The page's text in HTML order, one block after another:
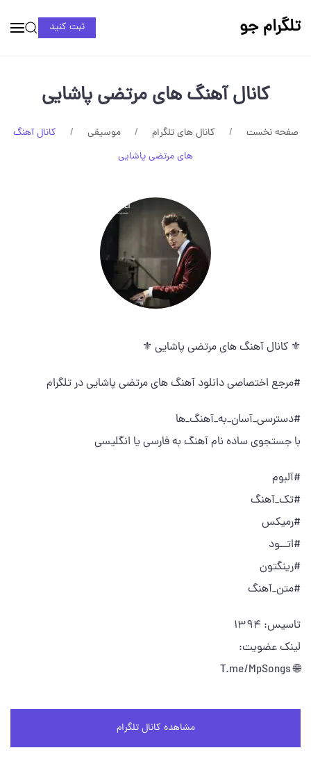
تلگرام جو ثبت کنید
کانال آهنگ های مرتضی پاشایی
صفحه نخست کانال های تلگرام موسیقی
کانال آهنگ
های مرتضی پاشایی
⚜ کانال آهنگ های مرتضی پاشایی ⚜
#مرجع اختصاصی دانلود آهنگ های مرتضی پاشایی در تلگرام
#دسترسی_آسان_به_آهنگ_ها
با جستجوی ساده نام آهنگ به فارسی یا انگلیسی
#آلبوم
#تک_آهنگ
#رمیکس
#اتــود
#رینگتون
#متن_آهنگ
تاسیس: 1394
لینک عضویت:
🌐 T.me/MpSongs
مشاهده کانال تلگرام